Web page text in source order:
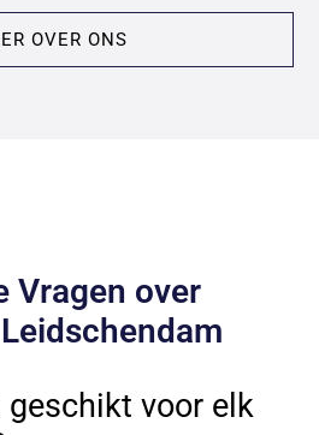
OVER ONS
Vragen over
voor elk